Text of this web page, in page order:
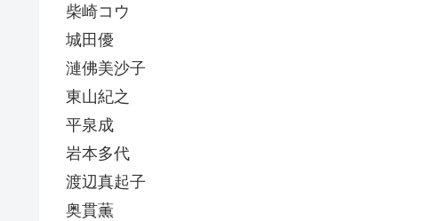
柴崎コウ
城田優
漣佛美沙子
東山紀之
平泉成
岩本多代
渡辺真起子
奥貫薫